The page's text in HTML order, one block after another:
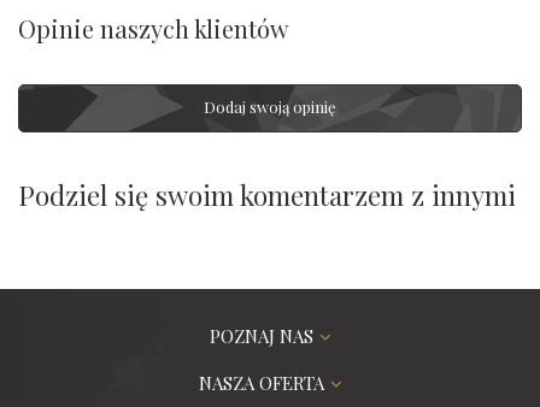
Opinie naszych klientów
Dodaj swoją opinię
Podziel się swoim komentarzem z innymi
POZNAJ NAS
NASZA OFERTA